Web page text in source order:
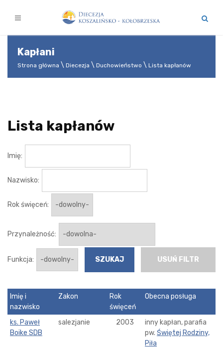
Kapłani
Strona główna Diecezja Duchowieństwo Lista kapłanów
Lista kapłanów
Imię:
Nazwisko:
Rok święceń:
Przynależność:
Funkcja: USUŃ FILTR
Imię i
nazwisko
Zakon
Rok
święceń
Obecna posługa
ks. Paweł
Boike SDB
salezjanie 2003
inny kapłan, parafia
pw. Świętej Rodziny,
Piła